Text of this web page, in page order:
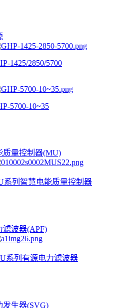
1425/2850/5700
5700-10~35
质量控制器(MU)
系列智慧电能质量控制器
滤波器(APF)
系列有源电力滤波器
发生器(SVG)